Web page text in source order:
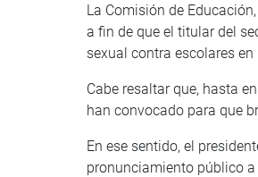
La Comisión de
a fin de que el titular del
sexual contra escolares
Cabe resaltar que, hasta
han convocado para que
En ese sentido, el
pronunciamiento público